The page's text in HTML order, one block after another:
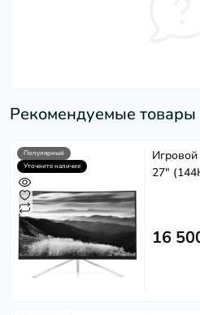
Рекомендуемые товары
Популярный
Уточните наличие
27"
16